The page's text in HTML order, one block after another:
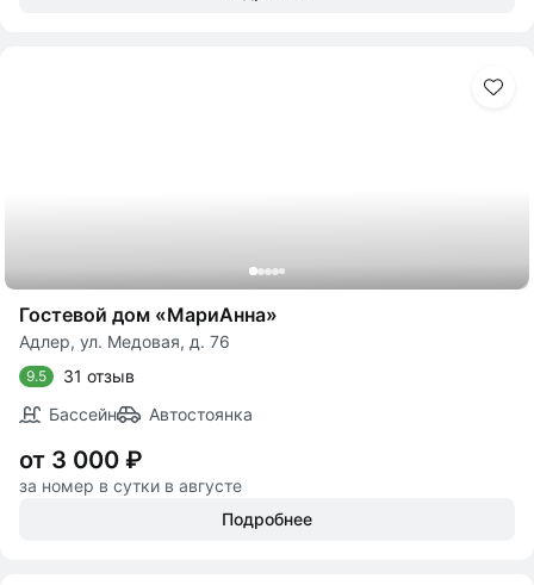
Гостевой дом «МариАнна»
Адлер, ул. Медовая, д. 76
9.5
31 отзыв
Бассейн
Автостоянка
от 3 000 ₽
за номер в сутки в августе
Подробнее